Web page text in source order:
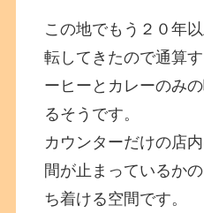
この地でもう２０年
転してきたので通算
ーヒーとカレーのみ
るそうです。
カウンターだけの店
間が止まっているか
ち着ける空間です。